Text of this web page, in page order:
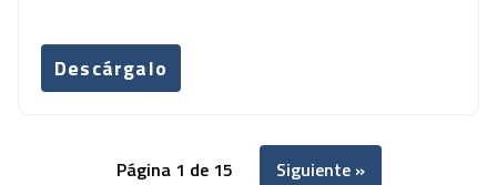
Descárgalo
Página 1 de 15 Siguiente »